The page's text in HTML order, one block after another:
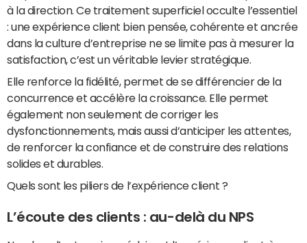
à la direction. Ce traitement superficiel occulte l’essentiel
: une expérience client bien pensée, cohérente et ancrée
dans la culture d’entreprise ne se limite pas à mesurer la
satisfaction, c’est un véritable levier stratégique.
Elle renforce la fidélité, permet de se différencier de la
concurrence et accélère la croissance. Elle permet
également non seulement de corriger les
dysfonctionnements, mais aussi d’anticiper les attentes,
de renforcer la confiance et de construire des relations
solides et durables.
Quels sont les piliers de l’expérience client ?
L’écoute des clients : au-delà du NPS